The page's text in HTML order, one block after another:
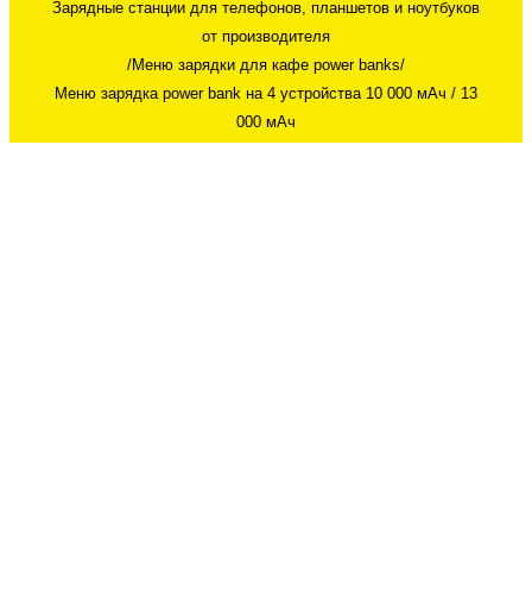
Зарядные станции для телефонов, планшетов и ноутбуков
от производителя
/Меню зарядки для кафе power banks/
Меню зарядка power bank на 4 устройства 10 000 мАч / 13
000 мАч